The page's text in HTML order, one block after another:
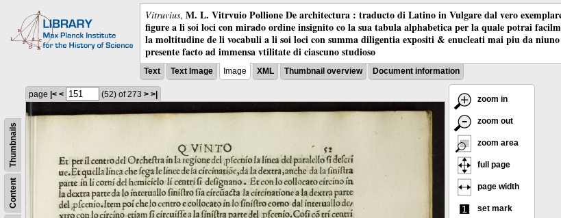
Vitruvius, M. L. Vitrvuio Pollione De architectura : traducto di Latino in Vulgare dal vero
figure a li soi loci con mirado ordine insignito co la sua tabula alphabetica per la quale potrai
la moltitudine de li vocabuli a li soi loci con summa diligentia expositi & enucleati mai piu da
presente facto ad immensa vtilitate di ciascuno studioso
Text Text Image Image XML Thumbnail overview Document information
Content
Thumbnails
page |< < (52) of 273 > >|
zoom in
zoom out
zoom area
full page
page width
set mark